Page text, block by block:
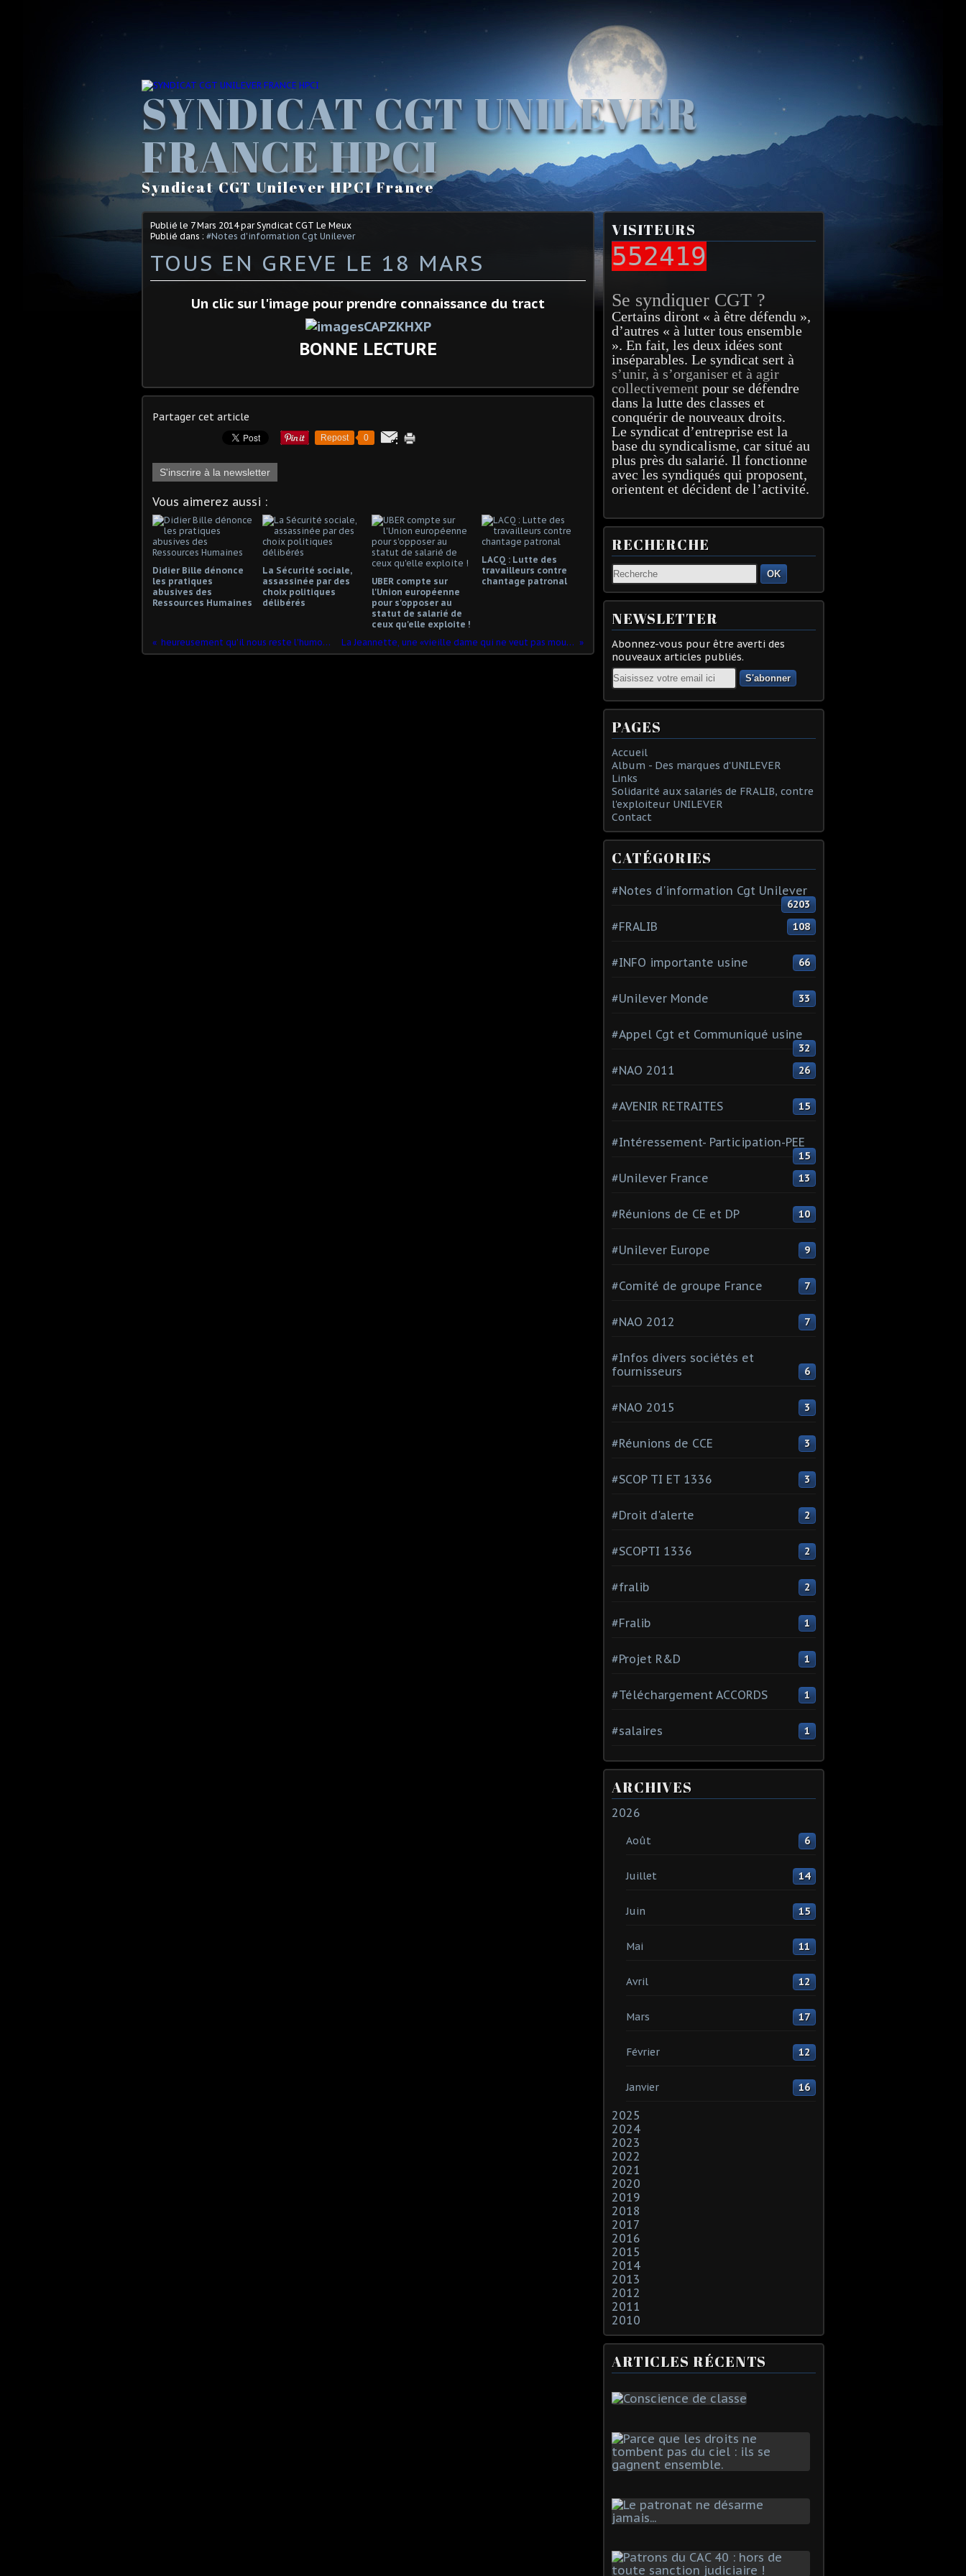
SYNDICAT CGT UNILEVER
FRANCE HPCI
Syndicat CGT Unilever HPCI France
Publié le 7 Mars 2014par Syndicat CGT Le Meux
Publié dans : #Notes d'information Cgt Unilever
TOUS EN GREVE LE 18 MARS
Un clic sur l'image pour prendre connaissance du tract
BONNE LECTURE
Partager cet article
Repost 0
S'inscrire à la newsletter
Vous aimerez aussi :
Didier Bille dénonce
les pratiques
abusives des
Ressources Humaines
La Sécurité sociale,
assassinée par des
choix politiques
délibérés
UBER compte sur
l'Union européenne
pour s'opposer au
statut de salarié de
ceux qu'elle exploite !
LACQ : Lutte des
travailleurs contre
chantage patronal
heureusement qu'il nous reste l'humour... La Jeannette, une «vieille dame qui ne veut pas mourir»
VISITEURS
552419
Se syndiquer CGT ?
Certains diront « à être défendu »,
d’autres « à lutter tous ensemble
». En fait, les deux idées sont
inséparables. Le syndicat sert à
s’unir, à s’organiser et à agir
collectivement pour se défendre
dans la lutte des classes et
conquérir de nouveaux droits.
Le syndicat d’entreprise est la
base du syndicalisme, car situé au
plus près du salarié. Il fonctionne
avec les syndiqués qui proposent,
orientent et décident de l’activité.
RECHERCHE
OK
NEWSLETTER
Abonnez-vous pour être averti des
nouveaux articles publiés.
Email
PAGES
Accueil
Album - Des marques d'UNILEVER
Links
Solidarité aux salariés de FRALIB, contre
l'exploiteur UNILEVER
Contact
CATÉGORIES
#Notes d'information Cgt Unilever
6203
#FRALIB 108
#INFO importante usine 66
#Unilever Monde 33
#Appel Cgt et Communiqué usine
32
#NAO 2011 26
#AVENIR RETRAITES 15
#Intéressement- Participation-PEE
15
#Unilever France 13
#Réunions de CE et DP 10
#Unilever Europe 9
#Comité de groupe France 7
#NAO 2012 7
#Infos divers sociétés et
fournisseurs
6
#NAO 2015 3
#Réunions de CCE 3
#SCOP TI ET 1336 3
#Droit d'alerte 2
#SCOPTI 1336 2
#fralib 2
#Fralib 1
#Projet R&D 1
#Téléchargement ACCORDS 1
#salaires 1
ARCHIVES
2026
Août 6
Juillet 14
Juin 15
Mai 11
Avril 12
Mars 17
Février 12
Janvier 16
2025
2024
2023
2022
2021
2020
2019
2018
2017
2016
2015
2014
2013
2012
2011
2010
ARTICLES RÉCENTS